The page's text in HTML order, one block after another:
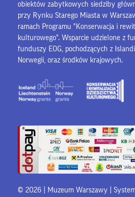
obiektów zabytkowych siedziby
przy Rynku Starego Miasta w
ramach Programu "Konserwacja i
kulturowego". Wsparcie udzielone z
funduszy EOG, pochodzących z
Norwegii, oraz środków krajowych.
© 2026 | Muzeum Warszawy |